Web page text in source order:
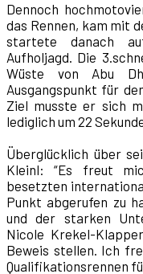
Dennoch
das Rennen, kam mit
startete danach
Aufholjagd. Die
Wüste von Abu
Ausgangspunkt für
Ziel musste er sich
lediglich um 22
Überglücklich über
Kleinl: “Es freut
besetzten
Punkt abgerufen zu
und der starken
Nicole Krekel-
Beweis stellen. Ich
Qualifikationsrennen